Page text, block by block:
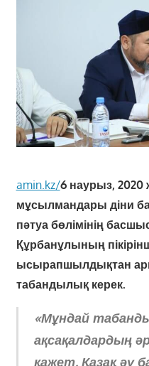
amin.kz/6 наурыз, 2020
мұсылмандары діни
пәтуа бөлімінің
Құрбанұлының
ысырапшылдықтан
табандылық керек.
«Мұндай
ақсақалдардың
қажет. Қазақ әу